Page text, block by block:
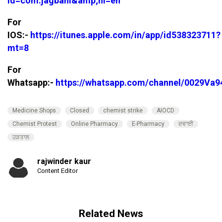
For
IOS:- https://itunes.apple.com/in/app/id538323711?
mt=8
For
Whatsapp:- https://whatsapp.com/channel/
Medicine Shops Closed chemist strike
AIOCD
Chemist Protest
Online Pharmacy E-Pharmacy
ਦਵਾਈ
ਹੜਤਾਲ
rajwinder kaur
Content Editor
Related News